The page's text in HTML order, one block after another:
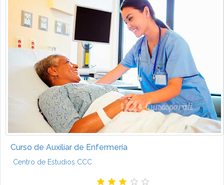
Curso de Auxiliar de Enfermería
Centro de Estudios CCC